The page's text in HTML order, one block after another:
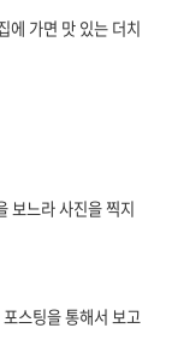
에 가면 맛 있는 더치
보느라 사진을 찍지
스팅을 통해서 보고